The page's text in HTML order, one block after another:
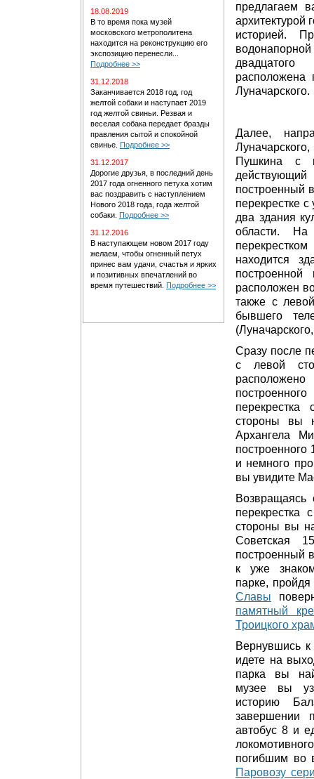
18.08.2019
В то время пока музей
московского метрополитена
находится на реконструкцию его
экспозицию перенесли...
Подробнее >>
31.12.2018
Заканчивается 2018 год, год
желтой собаки и наступает 2019
год желтой свиньи. Резвая и
веселая собака передает бразды
правления сытой и спокойной
свинье. Подробнее >>
31.12.2017
Дорогие друзья, в последний день
2017 года огненного петуха хотим
вас поздравить с наступлением
Нового 2018 года, года желтой
собаки. Подробнее >>
31.12.2016
В наступающем новом 2017 году
желаем, чтобы огненный петух
принес вам удачи, счастья и ярких
и позитивных впечатлений во
время путешествий. Подробнее >>
предлагаем
архитектурой
историей.
расположена
Луначарского.
Далее,
Пушкина с
построенный
перекрестке
два здания
области. На
находится
расположен
также с
бывшего
Сразу после
с левой
стороны вы
Архангела
построенного
и немного
вы увидите
Возвращаясь
перекрестка
стороны вы
Советская
построенный
к уже
парке,
Славы
памятный
Троицкого
Вернувшись
идете на
парка вы
музее вы
историю
завершении
автобус 8 и
погибшим во
Паровозу